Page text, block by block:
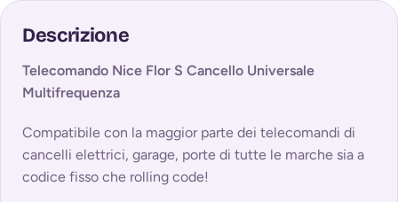
Descrizione
Telecomando Nice Flor S Cancello Universale
Multifrequenza
Compatibile con la maggior parte dei telecomandi di
cancelli elettrici, garage, porte di tutte le marche sia a
codice fisso che rolling code!